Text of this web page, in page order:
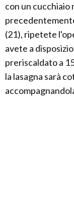
con un
(21), ripetete
avete a
preriscaldato a
la lasagna sarà